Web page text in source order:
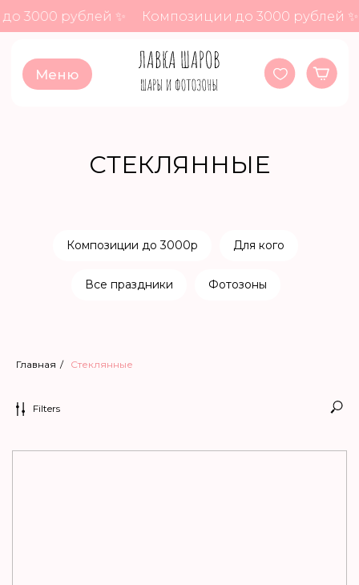
3000 рублей ✨ Композиции до 3000 рублей ✨
CТЕКЛЯННЫЕ
Композиции до 3000р Для кого
Все праздники Фотозоны
Главная / Cтеклянные
Filters